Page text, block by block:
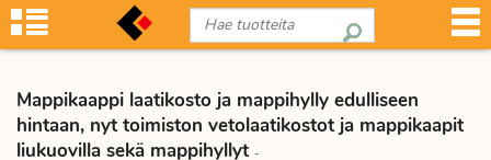
Mappikaappi laatikosto ja mappihylly edulliseen
hintaan, nyt toimiston vetolaatikostot ja mappikaapit
liukuovilla sekä mappihyllyt -